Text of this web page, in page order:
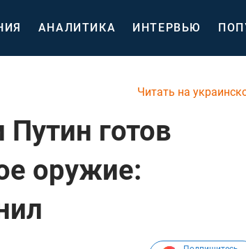
АНАЛИТИКА ИНТЕРВЬЮ
Читать на
готов
оружие: